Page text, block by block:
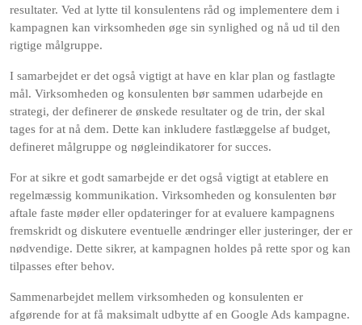
resultater. Ved at lytte til konsulentens råd og implementere dem i
kampagnen kan virksomheden øge sin synlighed og nå ud til den
rigtige målgruppe.
I samarbejdet er det også vigtigt at have en klar plan og fastlagte
mål. Virksomheden og konsulenten bør sammen udarbejde en
strategi, der definerer de ønskede resultater og de trin, der skal
tages for at nå dem. Dette kan inkludere fastlæggelse af budget,
defineret målgruppe og nøgleindikatorer for succes.
For at sikre et godt samarbejde er det også vigtigt at etablere en
regelmæssig kommunikation. Virksomheden og konsulenten bør
aftale faste møder eller opdateringer for at evaluere kampagnens
fremskridt og diskutere eventuelle ændringer eller justeringer, der er
nødvendige. Dette sikrer, at kampagnen holdes på rette spor og kan
tilpasses efter behov.
Sammenarbejdet mellem virksomheden og konsulenten er
afgørende for at få maksimalt udbytte af en Google Ads kampagne.